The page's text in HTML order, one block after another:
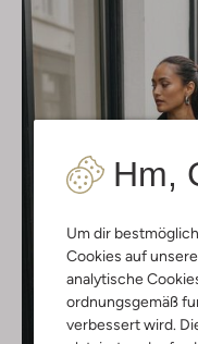
Hm,
Um dir
Cookies auf
analytische
ordnungsgemäß
verbessert wird.